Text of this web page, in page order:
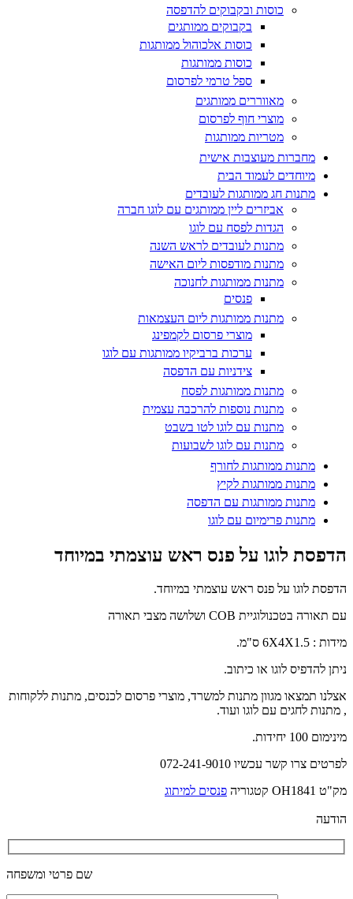
כוסות ובקבוקים להדפסה
בקבוקים ממותגים
כוסות אלכוהול ממותגות
כוסות ממותגות
ספל טרמי לפרסום
מאווררים ממותגים
מוצרי חוף לפרסום
מטריות ממותגות
מחברות מעוצבות אישית
מיוחדים לעמוד הבית
מתנות חג ממותגות לעובדים
אביזרים ליין ממותגים עם לוגו חברה
הגדות לפסח עם לוגו
מתנות לעובדים לראש השנה
מתנות מודפסות ליום האישה
מתנות ממותגות לחנוכה
פנסים
מתנות ממותגות ליום העצמאות
מוצרי פרסום לקמפינג
ערכות ברביקיו ממותגות עם לוגו
צידניות עם הדפסה
מתנות ממותגות לפסח
מתנות נוספות להרכבה עצמית
מתנות עם לוגו לטו בשבט
מתנות עם לוגו לשבועות
מתנות ממותגות לחורף
מתנות ממותגות לקיץ
מתנות ממותגות עם הדפסה
מתנות פרימיום עם לוגו
הדפסת לוגו על פנס ראש עוצמתי במיוחד
הדפסת לוגו על פנס ראש עוצמתי במיוחד.
עם תאורה בטכנולוגיית COB ושלושה מצבי תאורה
מידות : 6X4X1.5 ס"מ.
ניתן להדפיס לוגו או כיתוב.
אצלנו תמצאו מגוון מתנות למשרד, מוצרי פרסום לכנסים, מתנות ללקוחות
, מתנות לחגים עם לוגו ועוד.
מינימום 100 יחידות.
לפרטים צרו קשר עכשיו 072-241-9010
מק"ט OH1841 קטגוריה פנסים למיתוג
הודעה
שם פרטי ומשפחה